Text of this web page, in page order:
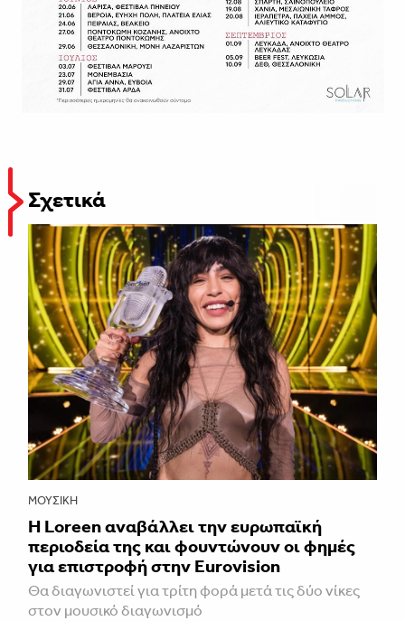
Σχετικά
ΜΟΥΣΙΚΉ
Η Loreen αναβάλλει την ευρωπαϊκή
περιοδεία της και φουντώνουν οι φημές
για επιστροφή στην Eurovision
Θα διαγωνιστεί για τρίτη φορά μετά τις δύο νίκες
στον μουσικό διαγωνισμό